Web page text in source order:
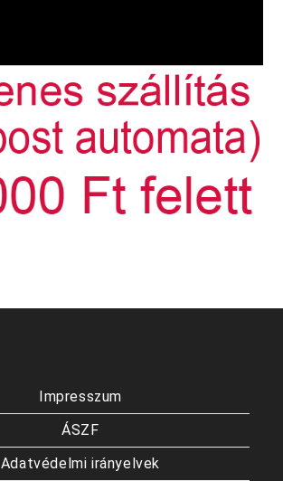
Impresszum
ÁSZF
Adatvédelmi irányelvek